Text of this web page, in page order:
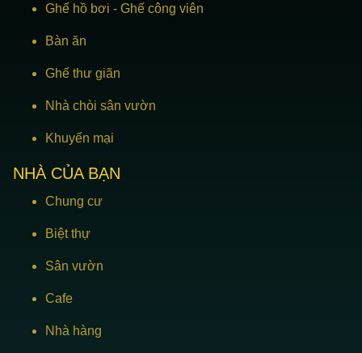
Ghế hồ bơi - Ghế công viên
Bàn ăn
Ghế thư giãn
Nhà chòi sân vườn
Khuyến mại
NHÀ CỦA BẠN
Chung cư
Biệt thự
Sân vườn
Cafe
Nhà hàng